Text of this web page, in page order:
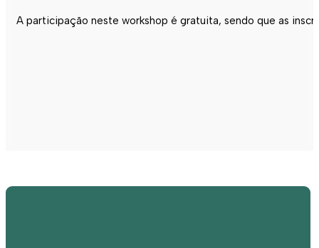
A participação neste workshop é gratuita, sendo que as